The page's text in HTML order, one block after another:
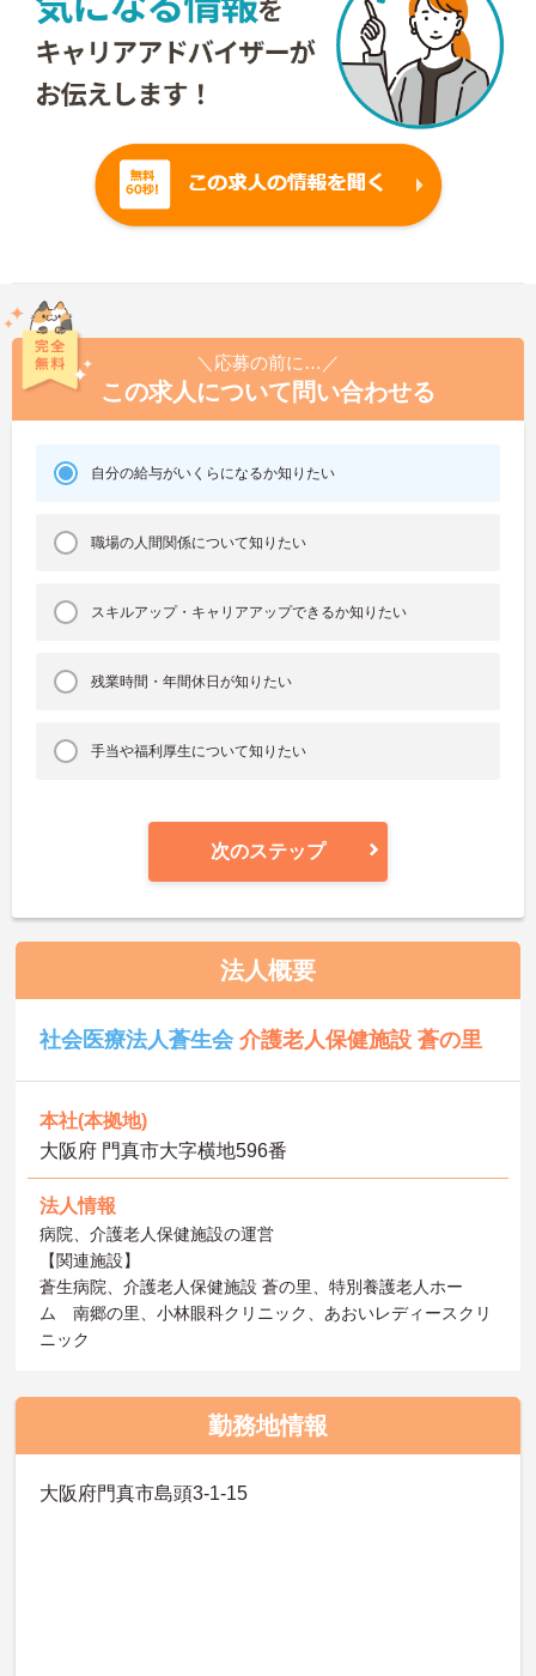
＼応募の前に…／
この求人について問い合わせる
自分の給与がいくらになるか知りたい
職場の人間関係について知りたい
スキルアップ・キャリアアップできるか知りたい
残業時間・年間休日が知りたい
手当や福利厚生について知りたい
次のステップ
法人概要
社会医療法人蒼生会介護老人保健施設 蒼の里
本社(本拠地)
大阪府 門真市大字横地596番
法人情報
病院、介護老人保健施設の運営
【関連施設】
蒼生病院、介護老人保健施設 蒼の里、特別養護老人ホー
ム 南郷の里、小林眼科クリニック、あおいレディースクリ
ニック
勤務地情報
大阪府門真市島頭3-1-15